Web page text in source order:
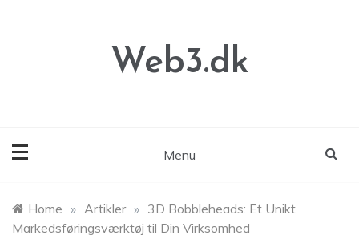
Web3.dk
Menu
Home » Artikler » 3D Bobbleheads: Et Unikt
Markedsføringsværktøj til Din Virksomhed